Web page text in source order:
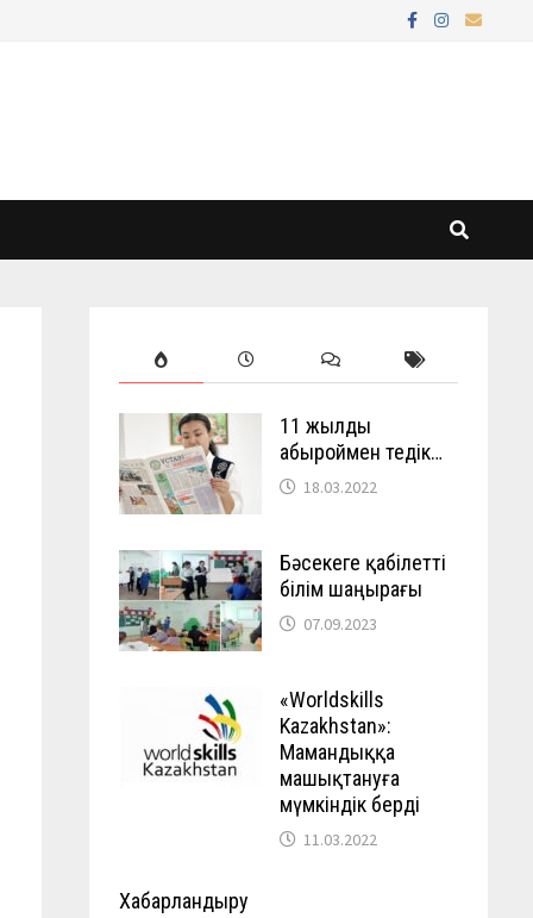
11 жылды
абыроймен өтедік…
18.03.2022
Бәсекеге қабілетті
білім шаңырағы
07.09.2023
«Worldskills
Kazakhstan»:
Мамандыққа
машықтануға
мүмкіндік берді
11.03.2022
Хабарландыру